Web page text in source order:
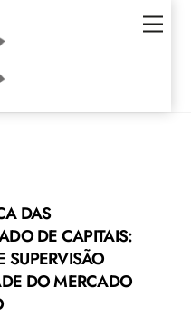
DAS
DE CAPITAIS:
SUPERVISÃO
DO MERCADO